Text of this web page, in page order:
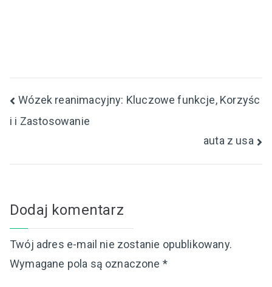
Nawigacja
wpisu
Wózek reanimacyjny: Kluczowe funkcje, Korzyśc
i i Zastosowanie
auta z usa
Dodaj komentarz
Twój adres e-mail nie zostanie opublikowany.
Wymagane pola są oznaczone *